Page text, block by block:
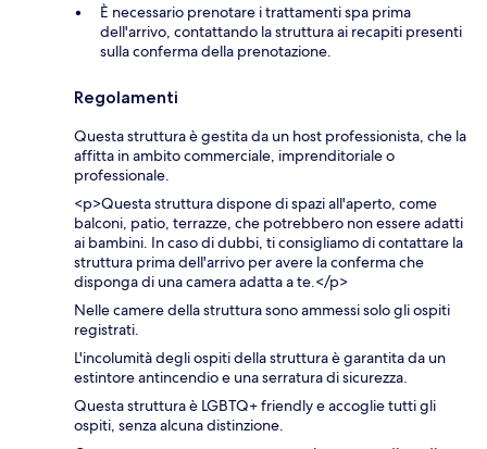
È necessario prenotare i trattamenti spa prima
dell'arrivo, contattando la struttura ai recapiti presenti
sulla conferma della prenotazione.
Regolamenti
Questa struttura è gestita da un host professionista, che la
affitta in ambito commerciale, imprenditoriale o
professionale.
<p>Questa struttura dispone di spazi all'aperto, come
balconi, patio, terrazze, che potrebbero non essere adatti
ai bambini. In caso di dubbi, ti consigliamo di contattare la
struttura prima dell'arrivo per avere la conferma che
disponga di una camera adatta a te.</p>
Nelle camere della struttura sono ammessi solo gli ospiti
registrati.
L'incolumità degli ospiti della struttura è garantita da un
estintore antincendio e una serratura di sicurezza.
Questa struttura è LGBTQ+ friendly e accoglie tutti gli
ospiti, senza alcuna distinzione.